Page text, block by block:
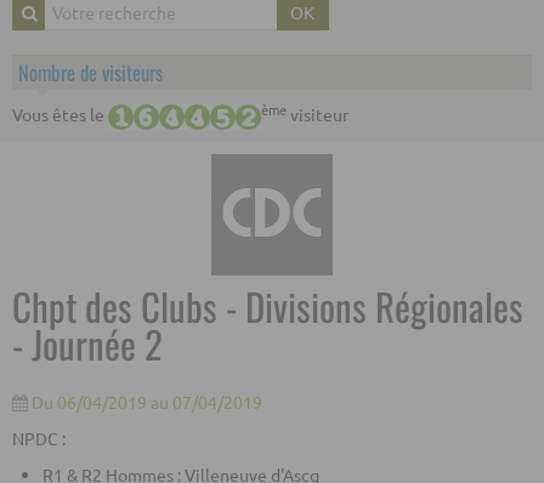
OK
Nombre de visiteurs
Vous êtes le èmevisiteur
Chpt des Clubs - Divisions Régionales
- Journée 2
Du 06/04/2019 au 07/04/2019
NPDC :
R1 & R2 Hommes : Villeneuve d'Ascq